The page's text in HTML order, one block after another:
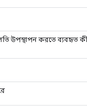
উপস্থাপন করতে ব্যবহৃত